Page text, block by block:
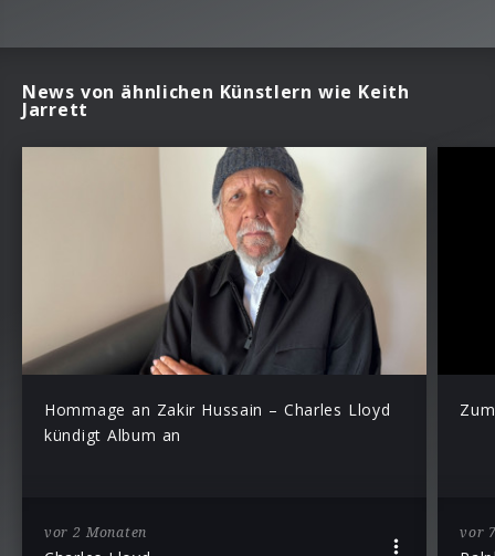
News von ähnlichen Künstlern wie Keith
Jarrett
Hommage an Zakir Hussain – Charles Lloyd
kündigt Album an
vor 2 Monaten vor